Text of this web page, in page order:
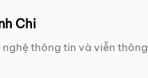
Chi
nghệ thông tin và viễn thông